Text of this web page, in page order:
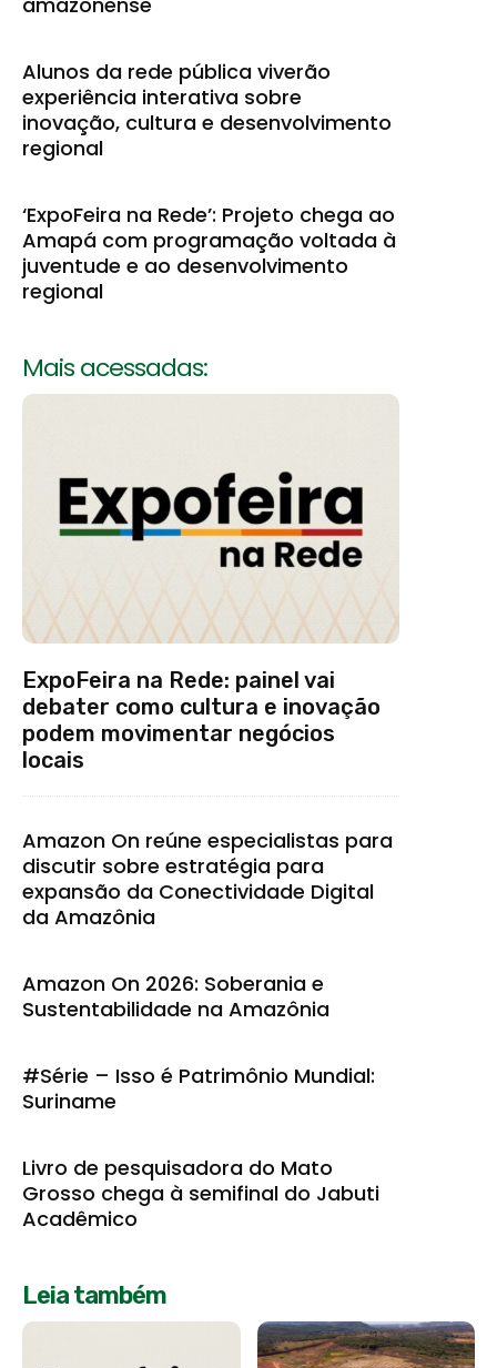
Alunos da rede pública viverão
experiência interativa sobre
inovação, cultura e desenvolvimento
regional
‘ExpoFeira na Rede’: Projeto chega ao
Amapá com programação voltada à
juventude e ao desenvolvimento
regional
Mais acessadas:
ExpoFeira na Rede: painel vai
debater como cultura e inovação
podem movimentar negócios
locais
Amazon On reúne especialistas para
discutir sobre estratégia para
expansão da Conectividade Digital
da Amazônia
Amazon On 2026: Soberania e
Sustentabilidade na Amazônia
#Série – Isso é Patrimônio Mundial:
Suriname
Livro de pesquisadora do Mato
Grosso chega à semifinal do Jabuti
Acadêmico
Leia também